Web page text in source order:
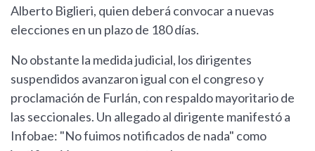
Alberto Biglieri, quien deberá convocar a nuevas
elecciones en un plazo de 180 días.
No obstante la medida judicial, los dirigentes
suspendidos avanzaron igual con el congreso y
proclamación de Furlán, con respaldo mayoritario de
las seccionales. Un allegado al dirigente manifestó a
Infobae: "No fuimos notificados de nada" como